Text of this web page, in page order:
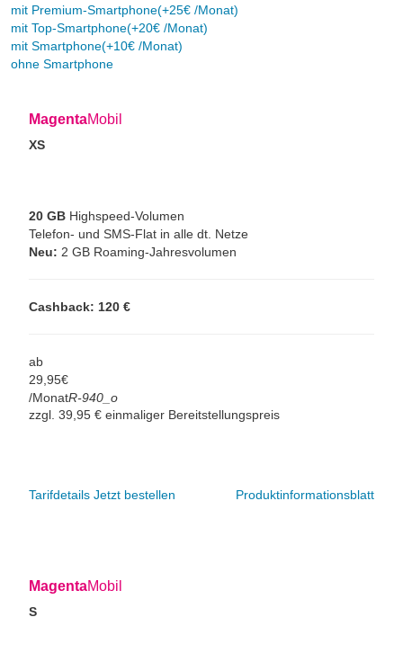
mit Premium-Smartphone(+25€ /Monat)
mit Top-Smartphone(+20€ /Monat)
mit Smartphone(+10€ /Monat)
ohne Smartphone
MagentaMobil
XS
20 GB Highspeed-Volumen
Telefon- und SMS-Flat in alle dt. Netze
Neu: 2 GB Roaming-Jahresvolumen
Cashback: 120 €
ab
29, 95€
/MonatR-940_o
zzgl. 39,95 € einmaliger Bereitstellungspreis
Produktinformationsblatt
Tarifdetails Jetzt bestellen
MagentaMobil
S